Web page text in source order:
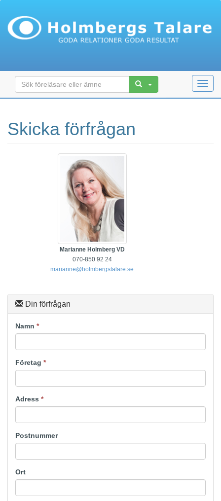
Skicka förfrågan
Marianne Holmberg VD
070-850 92 24
marianne@holmbergstalare.se
Din förfrågan
Namn *
Företag *
Adress *
Postnummer
Ort